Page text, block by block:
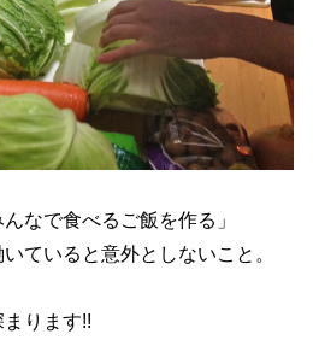
なで食べるご飯を作る」
ていると意外としないこと。
まります!!